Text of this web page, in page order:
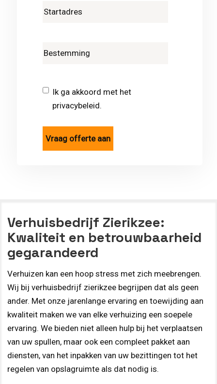
Ik ga akkoord met het
privacybeleid.
Verhuisbedrijf Zierikzee:
Kwaliteit en betrouwbaarheid
gegarandeerd
Verhuizen kan een hoop stress met zich meebrengen.
Wij bij verhuisbedrijf zierikzee begrijpen dat als geen
ander. Met onze jarenlange ervaring en toewijding aan
kwaliteit maken we van elke verhuizing een soepele
ervaring. We bieden niet alleen hulp bij het verplaatsen
van uw spullen, maar ook een compleet pakket aan
diensten, van het inpakken van uw bezittingen tot het
regelen van opslagruimte als dat nodig is.